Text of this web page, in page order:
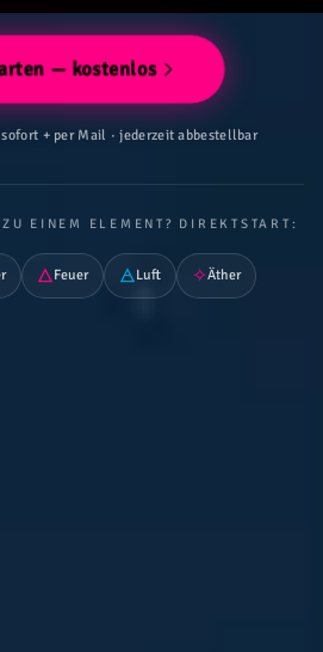
— kostenlos
+ per Mail · jederzeit abbestellbar
EINEM ELEMENT? DIREKTSTART:
🜂Feuer 🜁Luft ✧Äther